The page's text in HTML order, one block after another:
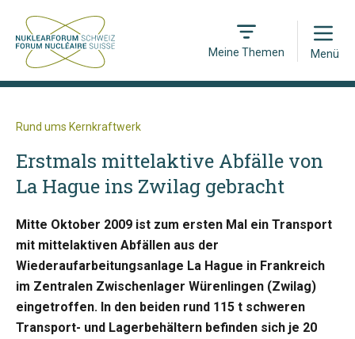
Meine Themen
Open
Menü
Rund ums Kernkraftwerk
Erstmals mittelaktive Abfälle von
La Hague ins Zwilag gebracht
Mitte Oktober 2009 ist zum ersten Mal ein Transport
mit mittelaktiven Abfällen aus der
Wiederaufarbeitungsanlage La Hague in Frankreich
im Zentralen Zwischenlager Würenlingen (Zwilag)
eingetroffen. In den beiden rund 115 t schweren
Transport- und Lagerbehältern befinden sich je 20